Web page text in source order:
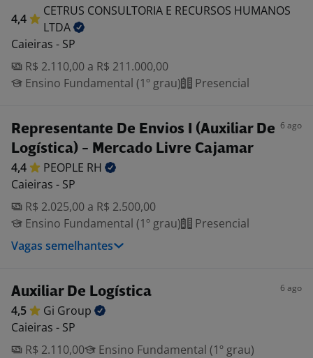
4,4
CETRUS CONSULTORIA E RECURSOS HUMANOS
LTDA
Caieiras - SP
R$ 2.110,00 a R$ 211.000,00
Ensino Fundamental (1º grau)
Presencial
Representante De Envios I (Auxiliar De
Logística) - Mercado Livre Cajamar
6 ago
4,4 PEOPLE RH
Caieiras - SP
R$ 2.025,00 a R$ 2.500,00
Ensino Fundamental (1º grau)
Presencial
Vagas semelhantes
Auxiliar De Logística 6 ago
4,5 Gi Group
Caieiras - SP
R$ 2.110,00
Ensino Fundamental (1º grau)